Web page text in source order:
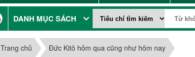
DANH MỤC SÁCH
Trang chủ Đức Kitô hôm qua cũng như hôm nay